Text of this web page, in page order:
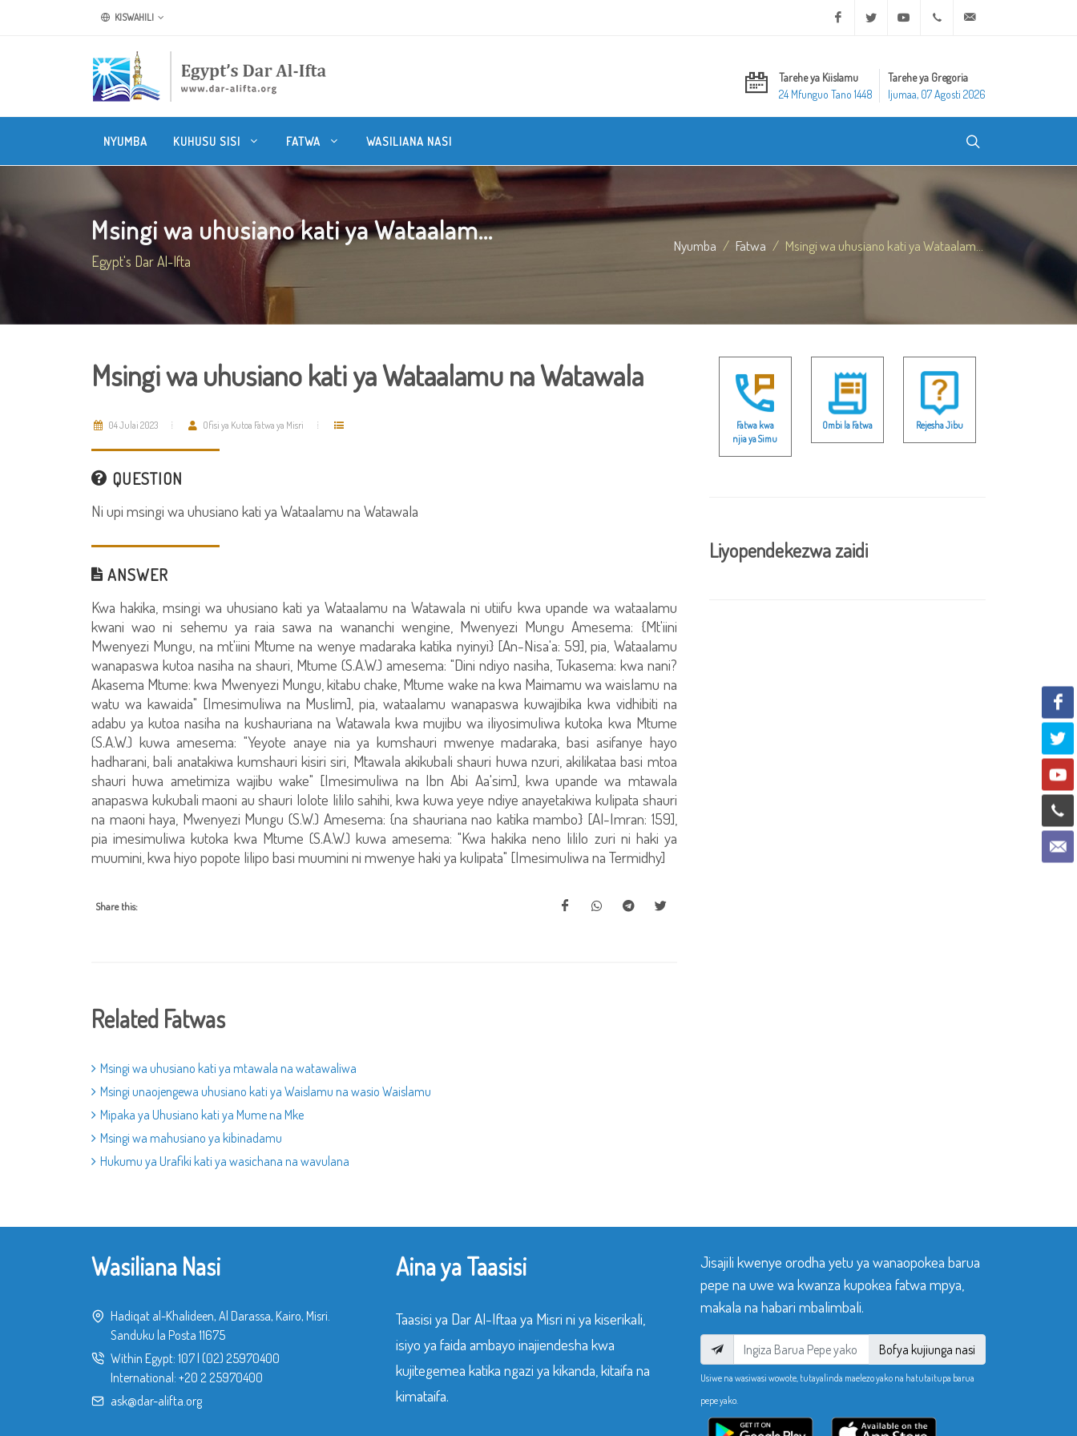
KISWAHILI Facebook Twitter Youtube +20 2 25970400
Tarehe ya Kiislamu
24 Mfunguo Tano 1448
Tarehe ya Gregoria
Ijumaa, 07 Agosti 2026
NYUMBA KUHUSU SISI FATWA WASILIANA NASI
Msingi wa uhusiano kati ya Wataalam...
Egypt's Dar Al-Ifta
Nyumba Fatwa Msingi wa uhusiano kati ya Wataalam...
Msingi wa uhusiano kati ya Wataalamu na Watawala
04 Julai 2023 Ofisi ya Kutoa Fatwa ya Misri
QUESTION
Ni upi msingi wa uhusiano kati ya Wataalamu na Watawala
ANSWER
Kwa hakika, msingi wa uhusiano kati ya Wataalamu na Watawala ni utiifu kwa upande wa wataalamu
kwani wao ni sehemu ya raia sawa na wananchi wengine, Mwenyezi Mungu Amesema: {Mt'iini
Mwenyezi Mungu, na mt'iini Mtume na wenye madaraka katika nyinyi} [An-Nisa'a: 59], pia, Wataalamu
wanapaswa kutoa nasiha na shauri, Mtume (S.A.W.) amesema: "Dini ndiyo nasiha, Tukasema: kwa nani?
Akasema Mtume: kwa Mwenyezi Mungu, kitabu chake, Mtume wake na kwa Maimamu wa waislamu na
watu wa kawaida" [Imesimuliwa na Muslim], pia, wataalamu wanapaswa kuwajibika kwa vidhibiti na
adabu ya kutoa nasiha na kushauriana na Watawala kwa mujibu wa iliyosimuliwa kutoka kwa Mtume
(S.A.W.) kuwa amesema: "Yeyote anaye nia ya kumshauri mwenye madaraka, basi asifanye hayo
hadharani, bali anatakiwa kumshauri kisiri siri, Mtawala akikubali shauri huwa nzuri, akilikataa basi mtoa
shauri huwa ametimiza wajibu wake" [Imesimuliwa na Ibn Abi Aa'sim], kwa upande wa mtawala
anapaswa kukubali maoni au shauri lolote lililo sahihi, kwa kuwa yeye ndiye anayetakiwa kulipata shauri
na maoni haya, Mwenyezi Mungu (S.W.) Amesema: {na shauriana nao katika mambo} [Al-Imran: 159],
pia imesimuliwa kutoka kwa Mtume (S.A.W.) kuwa amesema: "Kwa hakika neno lililo zuri ni haki ya
muumini, kwa hiyo popote lilipo basi muumini ni mwenye haki ya kulipata" [Imesimuliwa na Termidhy]
Share this:
Related Fatwas
Msingi wa uhusiano kati ya mtawala na watawaliwa
Msingi unaojengewa uhusiano kati ya Waislamu na wasio Waislamu
Mipaka ya Uhusiano kati ya Mume na Mke
Msingi wa mahusiano ya kibinadamu
Hukumu ya Urafiki kati ya wasichana na wavulana
Fatwa kwa
njia ya Simu
Ombi la Fatwa Rejesha Jibu
Liyopendekezwa zaidi
Wasiliana Nasi
Hadiqat al-Khalideen, Al Darassa, Kairo, Misri.
Sanduku la Posta 11675
Within Egypt: 107 (02) 25970400
International: +20 2 25970400
ask@dar-alifta.org
Aina ya Taasisi
Taasisi ya Dar Al-Iftaa ya Misri ni ya kiserikali,
isiyo ya faida ambayo inajiendesha kwa
kujitegemea katika ngazi ya kikanda, kitaifa na
kimataifa.
Jisajili kwenye orodha yetu ya wanaopokea barua
pepe na uwe wa kwanza kupokea fatwa mpya,
makala na habari mbalimbali.
Bofya kujiunga nasi
Usiwe na wasiwasi wowote, tutayalinda maelezo yako na hatutaitupa barua
pepe yako.